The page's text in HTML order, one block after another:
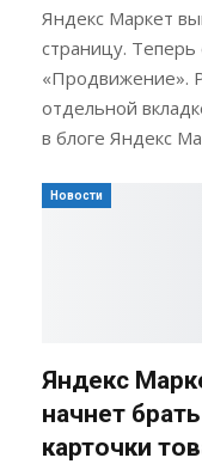
Яндекс Маркет
страницу.
«Продвижение».
отдельной
в блоге Яндекс
Новости
Яндекс
начнет
карточки